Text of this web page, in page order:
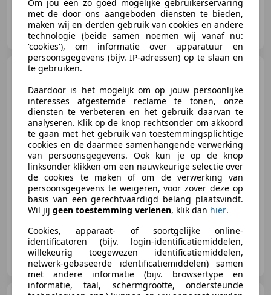
Autohandel Henk Heikamp
NL-3903 LK VEENENDAAL
€ 3.850
07/1996 192.790 km Benzine 96 kW (131 PK)
Autohandel Henk Heikamp
NL-3903 LK VEENENDAAL
Om jou een zo goed mogelijke gebruikerservaring
met de door ons aangeboden diensten te bieden,
maken wij en derden gebruik van cookies en andere
technologie (beide samen noemen wij vanaf nu:
'cookies'), om informatie over apparatuur en
persoonsgegevens (bijv. IP-adressen) op te slaan en
te gebruiken.
Daardoor is het mogelijk om op jouw persoonlijke
interesses afgestemde reclame te tonen, onze
diensten te verbeteren en het gebruik daarvan te
analyseren. Klik op de knop rechtsonder om akkoord
te gaan met het gebruik van toestemmingsplichtige
cookies en de daarmee samenhangende verwerking
van persoonsgegevens. Ook kun je op de knop
linksonder klikken om een nauwkeurige selectie over
de cookies te maken of om de verwerking van
persoonsgegevens te weigeren, voor zover deze op
basis van een gerechtvaardigd belang plaatsvindt.
Wil jij geen toestemming verlenen, klik dan hier.
Cookies, apparaat- of soortgelijke online-
identificatoren (bijv. login-identificatiemiddelen,
willekeurig toegewezen identificatiemiddelen,
netwerk-gebaseerde identificatiemiddelen) samen
met andere informatie (bijv. browsertype en
informatie, taal, schermgrootte, ondersteunde